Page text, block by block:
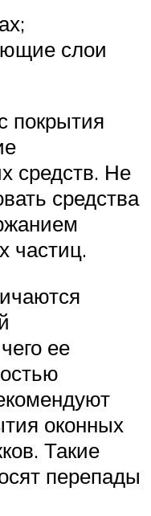
слои
покрытия
средств. Не
средства
частиц.
ее
оконных
Такие
перепады